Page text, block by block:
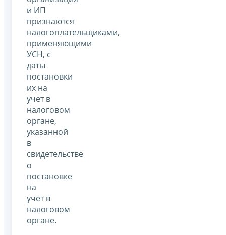
и ИП
признаются
налогоплательщиками,
применяющими
УСН, с
даты
постановки
их на
учет в
налоговом
органе,
указанной
в
свидетельстве
о
постановке
на
учет в
налоговом
органе.